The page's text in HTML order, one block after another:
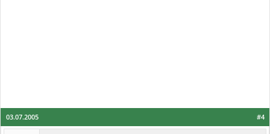
#4
03.07.2005